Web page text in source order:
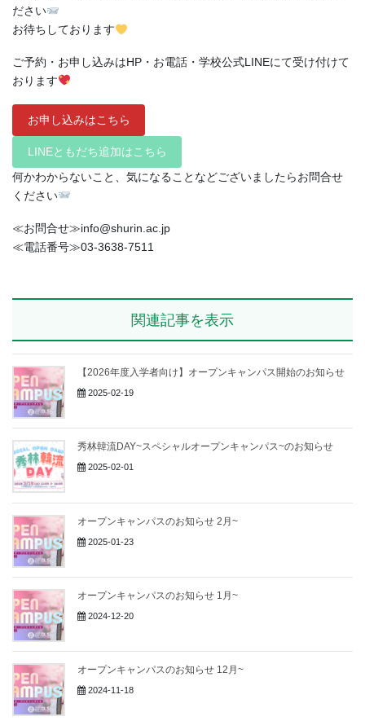
ださい
お待ちしております
ご予約・お申し込みはHP・お電話・学校公式LINEにて受け付けて
おります
お申し込みはこちら
LINEともだち追加はこちら
何かわからないこと、気になることなどございましたらお問合せ
ください
≪お問合せ≫info@shurin.ac.jp
≪電話番号≫03-3638-7511
関連記事を表示
【2026年度入学者向け】オープンキャンパス開始のお知らせ
2025-02-19
秀林韓流DAY~スペシャルオープンキャンパス~のお知らせ
2025-02-01
オープンキャンパスのお知らせ 2月~
2025-01-23
オープンキャンパスのお知らせ 1月~
2024-12-20
オープンキャンパスのお知らせ 12月~
2024-11-18